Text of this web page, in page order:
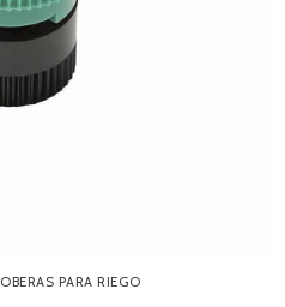
PARA RIEGO